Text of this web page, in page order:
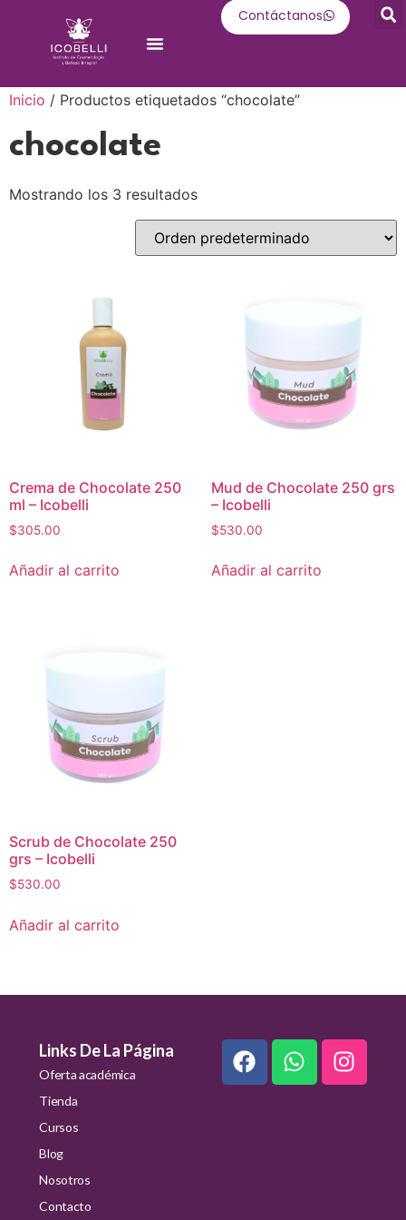
Contáctanos
Inicio / Productos etiquetados “chocolate”
chocolate
Mostrando los 3 resultados
Crema de Chocolate 250
ml – Icobelli
$305.00
Añadir al carrito
Mud de Chocolate 250 grs
– Icobelli
$530.00
Añadir al carrito
Scrub de Chocolate 250
grs – Icobelli
$530.00
Añadir al carrito
Links De La Página
Oferta académica
Tienda
Cursos
Blog
Nosotros
Contacto